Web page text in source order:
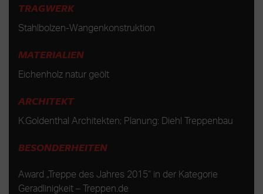
TRAGWERK
Stahlbolzen-Wangenkonstruktion
MATERIALIEN
Eichenholz natur geölt
ARCHITEKT
K.Goldenthal Architekten; Planung: Diehl Treppenbau
BESONDERHEITEN
Award „Treppe des Jahres 2015“ in der Kategorie
Geradlinigkeit – Treppen.de